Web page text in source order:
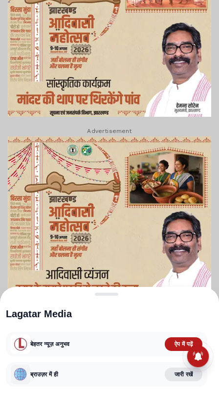
Advertisement
TERMS AND CONDITIONS
CORRECTIONS POLICY
FACT CHECKING POLICY
Lagatar Media
बेहतर न्यूज़ अनुभव ऐप में पढ़ें
ब्राउज़र में ही जारी रखें